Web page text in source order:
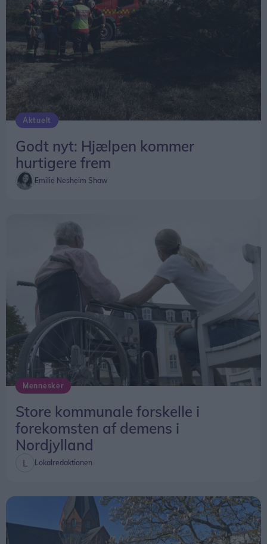
Aktuelt
Godt nyt: Hjælpen kommer
hurtigere frem
Emilie Nesheim Shaw
Mennesker
Store kommunale forskelle i
forekomsten af demens i
Nordjylland
Lokalredaktionen